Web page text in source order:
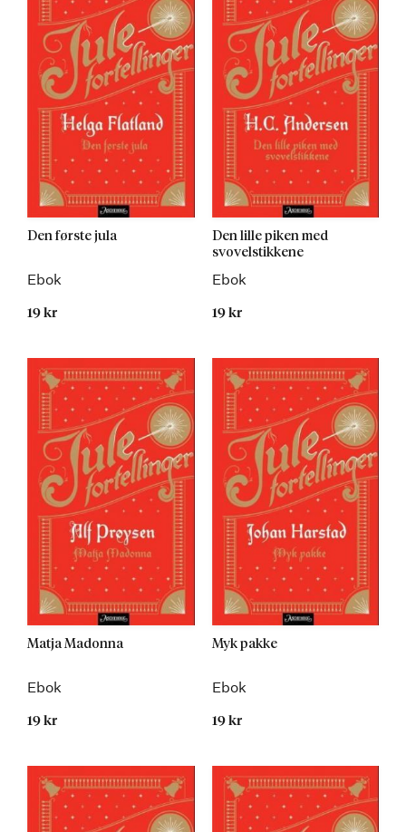
Den første jula
Ebok
19 kr
Den lille piken med
svovelstikkene
Ebok
19 kr
Matja Madonna
Ebok
19 kr
Myk pakke
Ebok
19 kr